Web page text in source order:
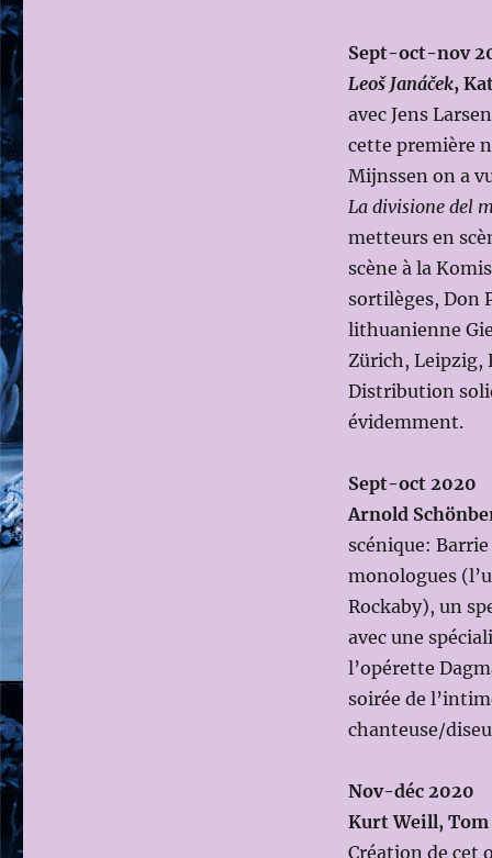
Sept-oct-nov
Leoš Janáček,
avec Jens
cette première
Mijnssen on a
La divisione del
metteurs en
scène à la
sortilèges, Don
lithuanienne
Zürich, Leipzig,
Distribution
évidemment.
Sept-oct 2020
Arnold
scénique:
monologues
Rockaby), un
avec une
l’opérette
soirée de
chanteuse/
Nov-déc 2020
Kurt Weill,
Création de cet